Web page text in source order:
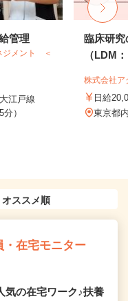
管理
ジメント ＜
江戸線
）
臨床研究
（LDM
株式会社ア
日給
東京都
・在宅モニター
気の在宅ワーク♪扶養